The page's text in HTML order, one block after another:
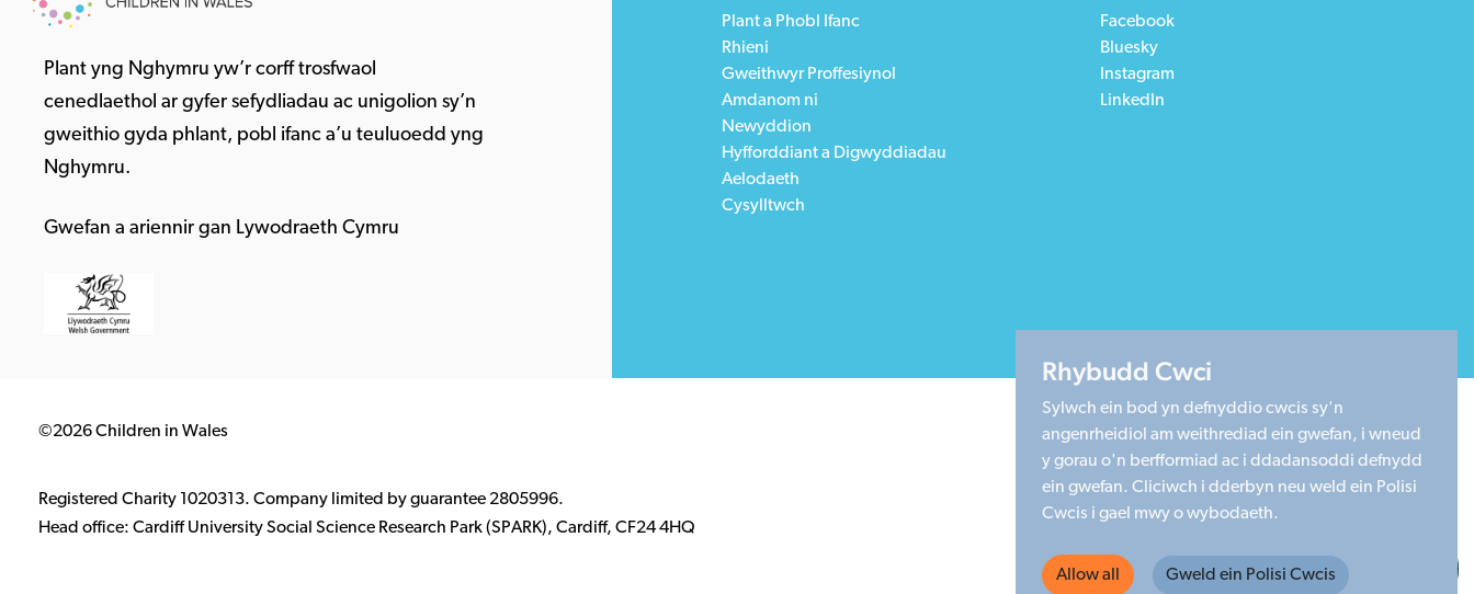
Plant yng Nghymru yw’r corff trosfwaol
cenedlaethol ar gyfer sefydliadau ac unigolion sy’n
gweithio gyda phlant, pobl ifanc a’u teuluoedd yng
Nghymru.
Gwefan a ariennir gan Lywodraeth Cymru
Plant a Phobl Ifanc
Rhieni
Gweithwyr Proffesiynol
Amdanom ni
Newyddion
Hyfforddiant a Digwyddiadau
Aelodaeth
Cysylltwch
Facebook
Bluesky
Instagram
LinkedIn
©2026 Children in Wales
Registered Charity 1020313. Company limited by guarantee 2805996.
Head office: Cardiff University Social Science Research Park (SPARK), Cardiff, CF24 4HQ
Rhybudd Cwci
Sylwch ein bod yn defnyddio cwcis sy'n
angenrheidiol am weithrediad ein gwefan, i wneud
y gorau o'n berfformiad ac i ddadansoddi defnydd
ein gwefan. Cliciwch i dderbyn neu weld ein Polisi
Cwcis i gael mwy o wybodaeth.
Allow all Gweld ein Polisi Cwcis